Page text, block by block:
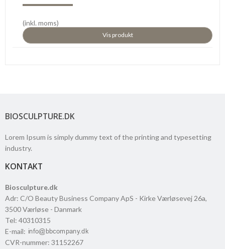
(inkl. moms)
Vis produkt
BIOSCULPTURE.DK
Lorem Ipsum is simply dummy text of the printing and typesetting
industry.
KONTAKT
Biosculpture.dk
Adr: C/O Beauty Business Company ApS - Kirke Værløsevej 26a,
3500Værløse - Danmark
Tel: 40310315
E-mail:
CVR-nummer: 31152267